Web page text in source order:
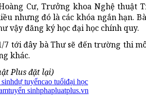
Cư, Trưởng khoa Nghệ
nhưng đó là các khóa ngắn hạn.
vậy đăng ký học đại học chính quy.
7 tới đây bà Thư sẽ đến trường thi
khác.
Plus đặt lại)
dự tuyểncao tuổiđại học
tuyển sinhphapluatplus.vn